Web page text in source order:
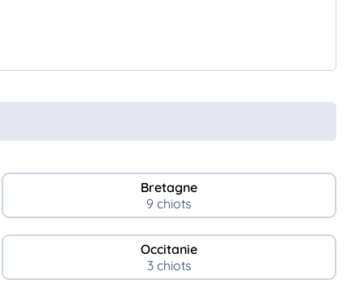
Bretagne
9 chiots
Occitanie
3 chiots